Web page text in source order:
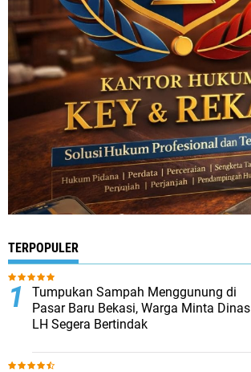
TERPOPULER
Tumpukan Sampah Menggunung di
Pasar Baru Bekasi, Warga Minta Dinas
LH Segera Bertindak ‎